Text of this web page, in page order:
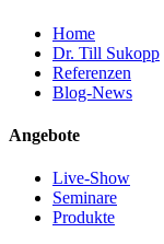
Home
Dr. Till Sukopp
Referenzen
Blog-News
Angebote
Live-Show
Seminare
Produkte